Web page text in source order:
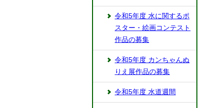
令和5年度 水に関するポ
スター・絵画コンテスト
作品の募集
令和5年度 カンちゃんぬ
りえ展作品の募集
令和5年度 水道週間